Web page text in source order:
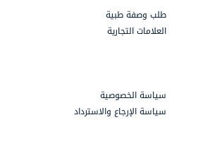
طلب وصفة طبية
العلامات التجارية
سياسة الخصوصية
سياسة الإرجاع والاسترداد